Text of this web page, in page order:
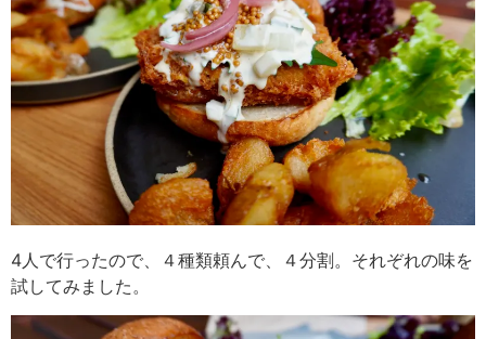
4人で行ったので、４種類頼んで、４分割。それぞれの味を
試してみました。